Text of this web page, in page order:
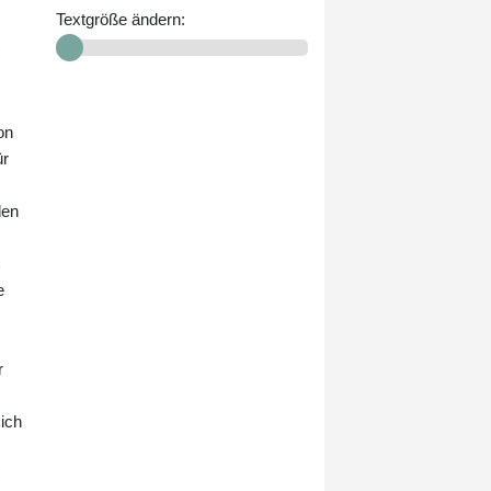
aus Ostdeutschland hatten
gefordert, am abschlagsfreien
Textgröße ändern: